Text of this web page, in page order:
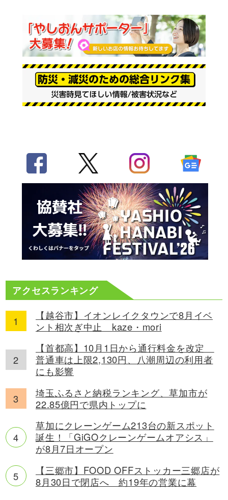
アクセスランキング
【越谷市】イオンレイクタウンで8月イベ
ント相次ぎ中止 kaze・mori
【首都高】10月1日から通行料金を改定
普通車は上限2,130円、八潮周辺の利用者
にも影響
埼玉ふるさと納税ランキング、草加市が
22.85億円で県内トップに
草加にクレーンゲーム213台の新スポット
誕生！「GiGOクレーンゲームオアシス」
が8月7日オープン
【三郷市】FOOD OFFストッカー三郷店が
8月30日で閉店へ 約19年の営業に幕